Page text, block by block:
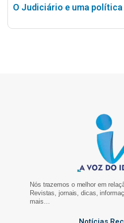
O Judiciário e uma
Nós trazemos o melhor em
Revistas, jornais, dicas,
mais…